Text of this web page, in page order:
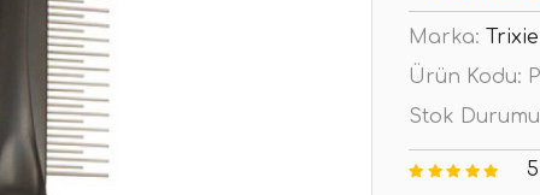
Marka: Trixie
Ürün Kodu:
Stok